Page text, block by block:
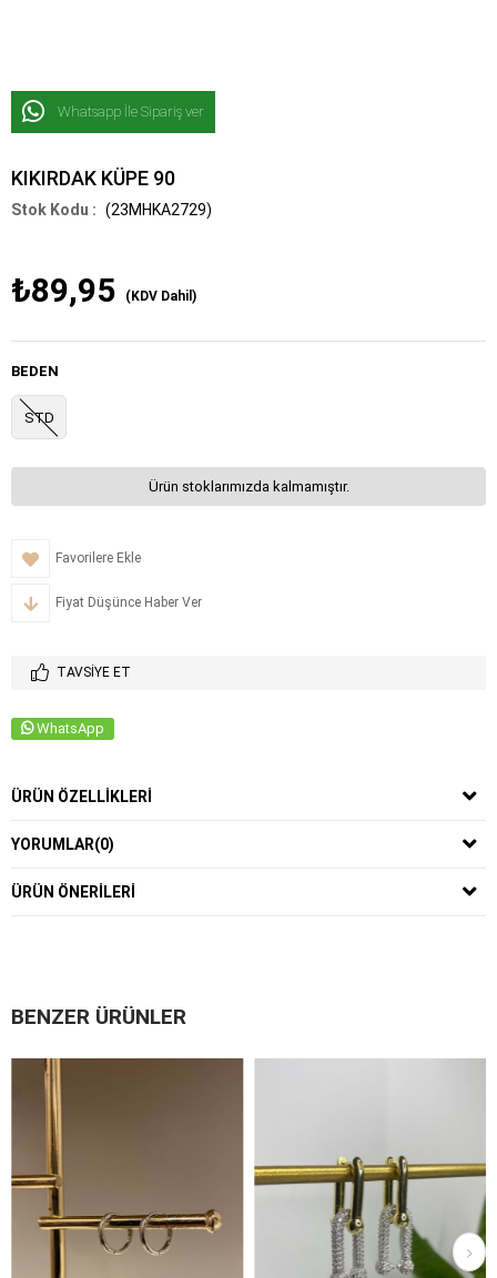
Whatsapp İle Sipariş ver
KIKIRDAK KÜPE 90
(23MHKA2729)
₺89,95 (KDV Dahil)
BEDEN
STD
Ürün stoklarımızda kalmamıştır.
Favorilere Ekle
Fiyat Düşünce Haber Ver
TAVSIYE ET
WhatsApp
ÜRÜN ÖZELLIKLERI
YORUMLAR(0)
ÜRÜN ÖNERILERI
BENZER ÜRÜNLER